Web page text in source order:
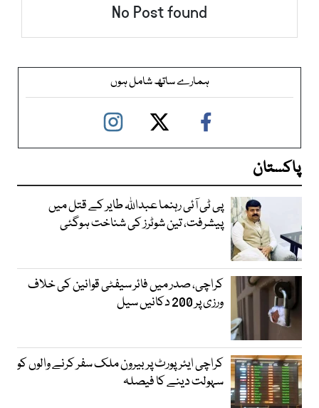
No Post found
ہمارے ساتھ شامل ہوں
پاکستان
پی ٹی آئی رہنما عبداللہ طایر کے قتل میں
پیشرفت، تین شوٹرز کی شناخت ہوگئی
کراچی، صدر میں فائر سیفٹی قوانین کی خلاف
ورزی پر 200 دکانیں سیل
کراچی ایئرپورٹ پر بیرون ملک سفر کرنے والوں کو
سہولت دینے کا فیصلہ